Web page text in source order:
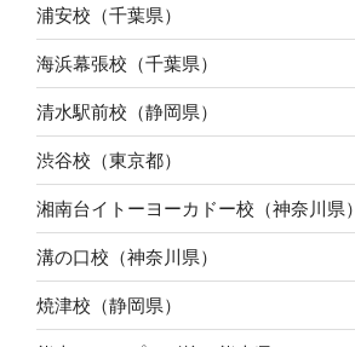
浦安校（千葉県）
海浜幕張校（千葉県）
清水駅前校（静岡県）
渋谷校（東京都）
湘南台イトーヨーカドー校（神奈川県）
溝の口校（神奈川県）
焼津校（静岡県）